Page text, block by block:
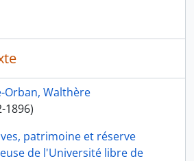
Orban, Walthère
1896)
patrimoine et réserve
de l'Université libre de